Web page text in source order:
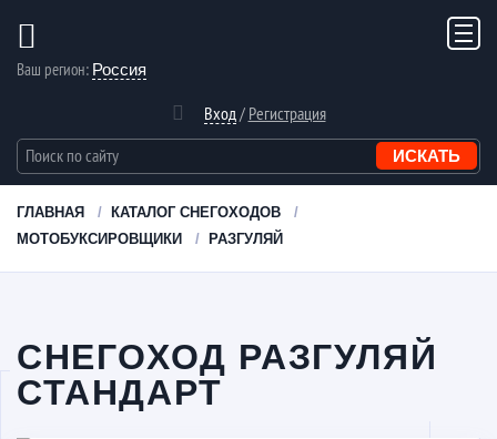
Ваш регион: Россия
Вход/ Регистрация
ГЛАВНАЯ
КАТАЛОГ СНЕГОХОДОВ
МОТОБУКСИРОВЩИКИ
РАЗГУЛЯЙ
СНЕГОХОД РАЗГУЛЯЙ
СТАНДАРТ